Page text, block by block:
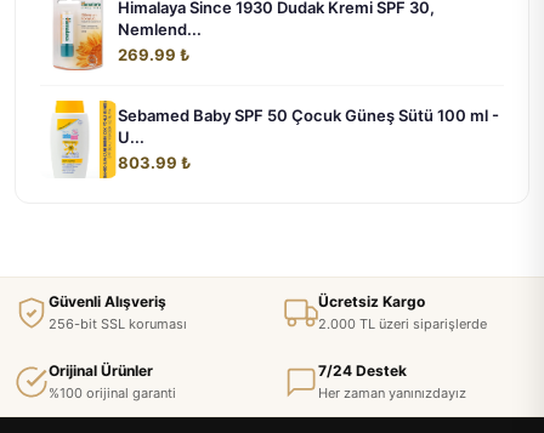
Himalaya Since 1930 Dudak Kremi SPF 30,
Nemlend...
269.99 ₺
Sebamed Baby SPF 50 Çocuk Güneş Sütü 100 ml -
U...
803.99 ₺
Güvenli Alışveriş
256-bit SSL koruması
Ücretsiz Kargo
2.000 TL üzeri siparişlerde
Orijinal Ürünler
%100 orijinal garanti
7/24 Destek
Her zaman yanınızdayız